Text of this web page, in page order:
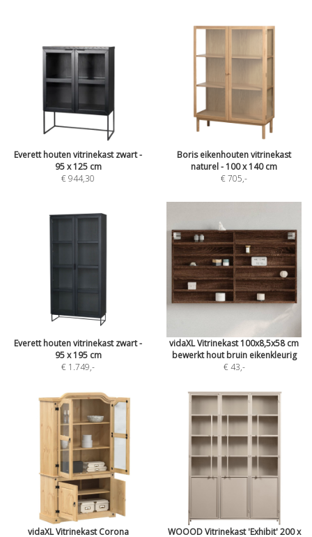
Everett houten vitrinekast zwart -
95 x 125 cm
€ 944,30
Boris eikenhouten vitrinekast
naturel - 100 x 140 cm
€ 705,-
Everett houten vitrinekast zwart -
95 x 195 cm
€ 1.749,-
vidaXL Vitrinekast 100x8,5x58 cm
bewerkt hout bruin eikenkleurig
€ 43,-
vidaXL Vitrinekast Corona
WOOOD Vitrinekast 'Exhibit' 200 x